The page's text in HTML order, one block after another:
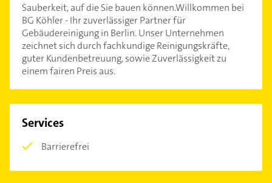
Sauberkeit, auf die Sie bauen können.Willkommen bei
BG Köhler - Ihr zuverlässiger Partner für
Gebäudereinigung in Berlin. Unser Unternehmen
zeichnet sich durch fachkundige Reinigungskräfte,
guter Kundenbetreuung, sowie Zuverlässigkeit zu
einem fairen Preis aus.
Services
Barrierefrei